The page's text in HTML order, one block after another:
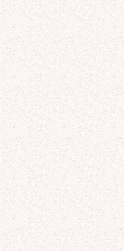
高い業者
、使って
入り込めな
する可能性
いてある
がシロア
の防除施工